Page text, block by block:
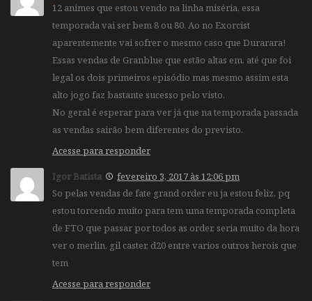
12 animes que estou vendo na linha miséria, essa
temporada vai ser bem 8 ou 80. Ao no Exorcist
aparentemente vai sofrer o mesmo caso que Durarara!
Essas vendas de Granblue que estão altas em, até que foi
legal os dois primeiros episódio mas mesmo assim esta
alto jogo faz bastante sucesso pelo visto.
No geral é esperar para ver já que na temporada passada
as vendas sairão bem diferentes do previsto.
Acesse para responder
Igor Batista
fevereiro 3, 2017 às 12:06 pm
So pelas vendas de fate grand order eu ja estou feliz, pq
estou torcendo muito para tem uma temporada completa
de FTO que passar por todos as order, seria muito da hora
ver o merlin, gil caster, d20 entre varios outros herois que
tem
Acesse para responder